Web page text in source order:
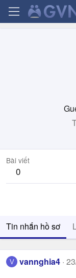
Bài viết
0
Tin nhắn hồ sơ
V vannghia4